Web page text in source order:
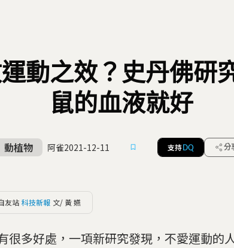
動之效？史丹佛研
鼠的血液就好
動植物 阿雀2021-12-11 支持 DQ 分
友站 科技新報 文/ 黃 嬿
很多好處，一項新研究發現，不愛運動的